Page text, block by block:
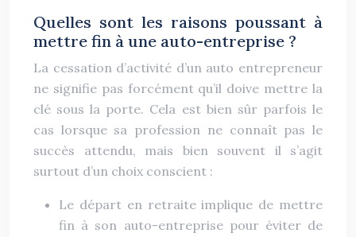
Quelles sont les raisons poussant à
mettre fin à une auto-entreprise ?
La cessation d’activité d’un auto entrepreneur
ne signifie pas forcément qu’il doive mettre la
clé sous la porte. Cela est bien sûr parfois le
cas lorsque sa profession ne connaît pas le
succès attendu, mais bien souvent il s’agit
surtout d’un choix conscient :
Le départ en retraite implique de mettre
fin à son auto-entreprise pour éviter de